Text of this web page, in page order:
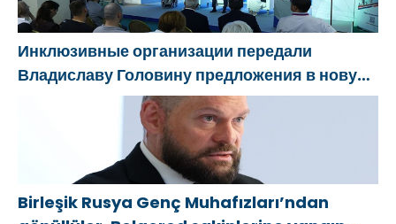
Инклюзивные организации передали
Владиславу Головину предложения в новую
Народную программу «Единой России»
Birleşik Rusya Genç Muhafızları’ndan